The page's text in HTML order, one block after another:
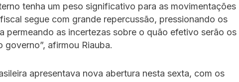
tenha um peso significativo para as movimentações
segue com grande repercussão, pressionando os
permeando as incertezas sobre o quão efetivo serão os
afirmou Riauba.
apresentava nova abertura nesta sexta, com os